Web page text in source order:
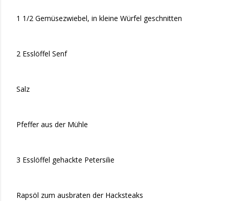
1 1/2 Gemüsezwiebel, in kleine Würfel geschnitten
2 Esslöffel Senf
Salz
Pfeffer aus der Mühle
3 Esslöffel gehackte Petersilie
Rapsöl zum ausbraten der Hacksteaks